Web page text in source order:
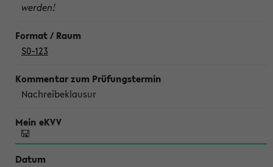
werden!
S0-123
Nachreibeklausur